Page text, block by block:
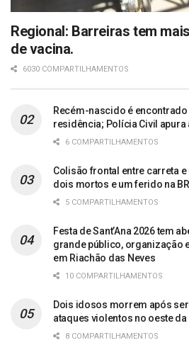
Regional: Barreiras tem
de vacina.
6030 COMPARTILHAMENTOS
Recém-nascido é
residência; Polícia Civil
6 COMPARTILHAMENTOS
Colisão frontal entre carreta
dois mortos e um ferido na
5 COMPARTILHAMENTOS
Festa de Sant’Ana 2026 tem
grande público, organização
em Riachão das Neves
10 COMPARTILHAMENTOS
Dois idosos morrem após
ataques violentos no oeste da
8 COMPARTILHAMENTOS